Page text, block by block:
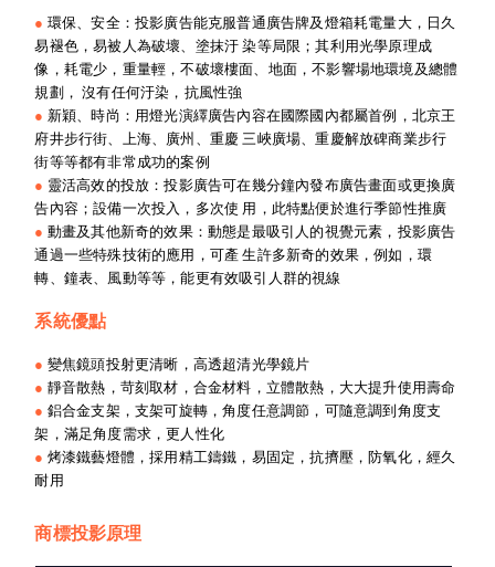
● 環保、安全：投影廣告能克服普通廣告牌及燈箱耗電量大，日久
易褪色，易被人為破壞、塗抹汙 染等局限；其利用光學原理成
像，耗電少，重量輕，不破壞樓面、地面，不影響場地環境及總體
規劃， 沒有任何汙染，抗風性強
● 新穎、時尚：用燈光演繹廣告內容在國際國內都屬首例，北京王
府井步行街、上海、廣州、重慶 三峽廣場、重慶解放碑商業步行
街等等都有非常成功的案例
● 靈活高效的投放：投影廣告可在幾分鐘內發布廣告畫面或更換廣
告內容；設備一次投入，多次使 用，此特點便於進行季節性推廣
● 動畫及其他新奇的效果：動態是最吸引人的視覺元素，投影廣告
通過一些特殊技術的應用，可產 生許多新奇的效果，例如，環
轉、鐘表、風動等等，能更有效吸引人群的視線
系統優點
● 變焦鏡頭投射更清晰，高透超清光學鏡片
● 靜音散熱，苛刻取材，合金材料，立體散熱，大大提升使用壽命
● 鋁合金支架，支架可旋轉，角度任意調節，可隨意調到角度支
架，滿足角度需求，更人性化
● 烤漆鐵藝燈體，採用精工鑄鐵，易固定，抗擠壓，防氧化，經久
耐用
商標投影原理